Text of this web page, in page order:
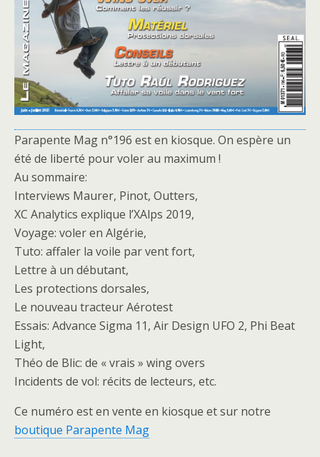
Parapente Mag n°196 est en kiosque. On espère un
été de liberté pour voler au maximum !
Au sommaire:
Interviews Maurer, Pinot, Outters,
XC Analytics explique l’XAlps 2019,
Voyage: voler en Algérie,
Tuto: affaler la voile par vent fort,
Lettre à un débutant,
Les protections dorsales,
Le nouveau tracteur Aérotest
Essais: Advance Sigma 11, Air Design UFO 2, Phi Beat
Light,
Théo de Blic: de « vrais » wing overs
Incidents de vol: récits de lecteurs, etc.
Ce numéro est en vente en kiosque et sur notre
boutique Parapente Mag